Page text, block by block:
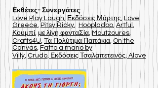
Εκθέτες- Συνεργάτες:
Love Play Laugh, Εκδόσεις Μάρτης, Love
Greece, Pitsy Ricky, Hoopladoo, Artful ,
Κουμπί, με λίγη φανταΣία, Moutzoures,
Crafts4U, Tα Πολύτιμα Παπάκια, On the
Canvas, Fatto a mano by
Villy, Crudo, Εκδόσεις Τσαλαπετεινός,Alove